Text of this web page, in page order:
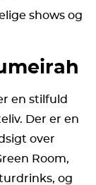
shows og
en stilfuld
Der er en
over
Room,
og